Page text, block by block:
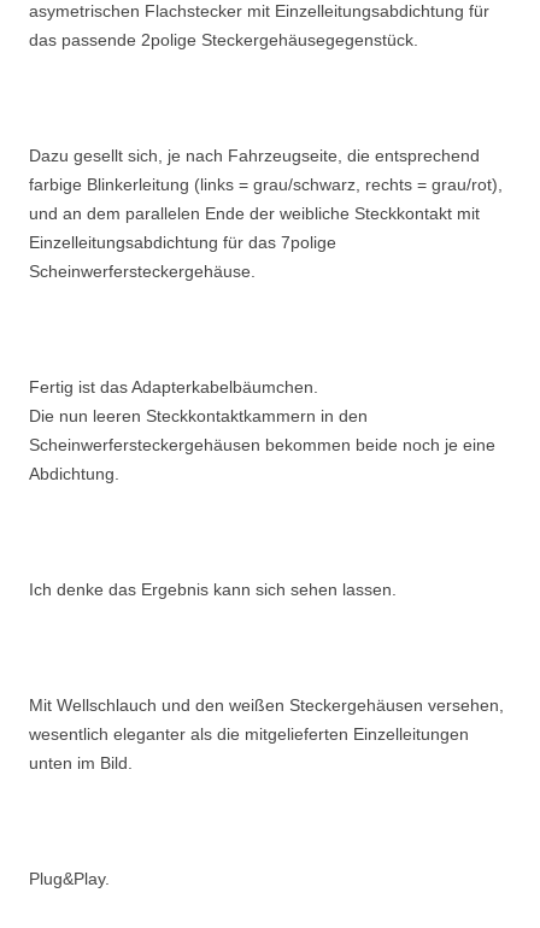
asymetrischen Flachstecker mit Einzelleitungsabdichtung für
das passende 2polige Steckergehäusegegenstück.
Dazu gesellt sich, je nach Fahrzeugseite, die entsprechend
farbige Blinkerleitung (links = grau/schwarz, rechts = grau/rot),
und an dem parallelen Ende der weibliche Steckkontakt mit
Einzelleitungsabdichtung für das 7polige
Scheinwerfersteckergehäuse.
Fertig ist das Adapterkabelbäumchen.
Die nun leeren Steckkontaktkammern in den
Scheinwerfersteckergehäusen bekommen beide noch je eine
Abdichtung.
Ich denke das Ergebnis kann sich sehen lassen.
Mit Wellschlauch und den weißen Steckergehäusen versehen,
wesentlich eleganter als die mitgelieferten Einzelleitungen
unten im Bild.
Plug&Play.